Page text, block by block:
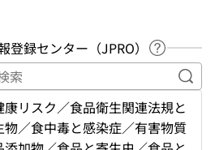
登録センター（JPRO）
ヘルプペ
キ
リスク／食品衛生関連法規と
／食中毒と感染症／有害物質